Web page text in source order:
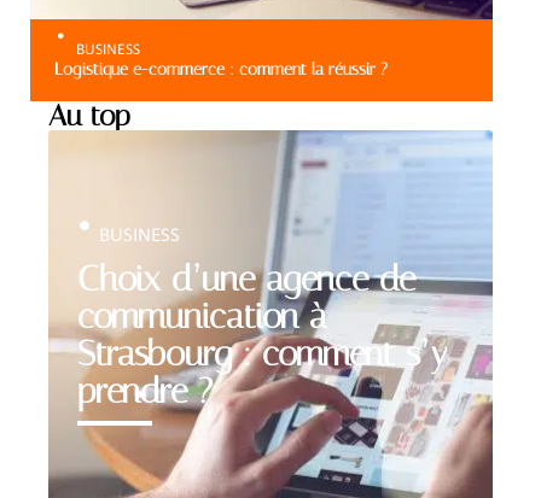
BUSINESS
Logistique e-commerce : comment la réussir ?
Au top
Choix d’une agence de
communication à
Strasbourg : comment s’y
prendre ?
BUSINESS